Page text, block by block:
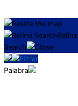
Refine
Search
Filtrar
Palabra